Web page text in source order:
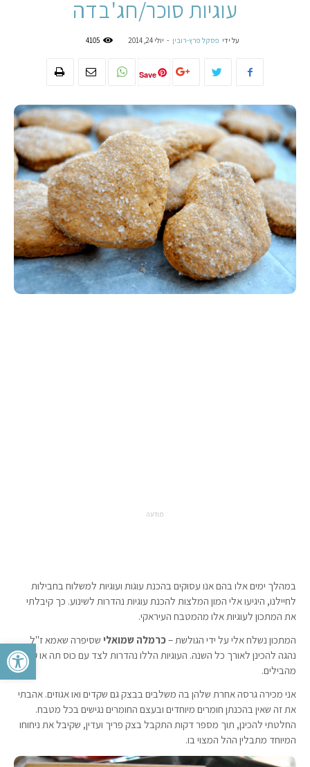
פתח
עוגיות סוכר/חג'בדה
על ידי פסקל פרץ-רובין - יולי 24, 2014 4105
Save
מודעה
במהלך ימים אלו בהם אנו עסוקים בהכנת עוגות ועוגיות למשלוח בחבילות
לחיילנו, היגיעו אלי המון המלצות להכנת עוגיות נהדרות לשינוע. כך קיבלתי
את המתכון לעוגיות אלו מהמטבח העיראקי.
המתכון נשלח אלי על ידי הגולשת –כרמלה שמואלי שסיפרה שאמא ז"ל
נהגה להכינן לאורך כל השנה. העוגיות הללו נהדרות לצד עם כוס תה או קפה
מהבילים.
אני מכירה גרסה אחרת שלהן בה משלבים בבצק גם שקדים ואו אגוזים. אהבתי
את זה שאין בהכנתן חומרים מיוחדים ובעצם החומרים נגישים בכל מטבח.
החלטתי להכינן, תוך מספר דקות התקבל בצק פריך ועדין, שקיבל את ניחוחו
המיוחד מתבלין ההל המצוי בו.